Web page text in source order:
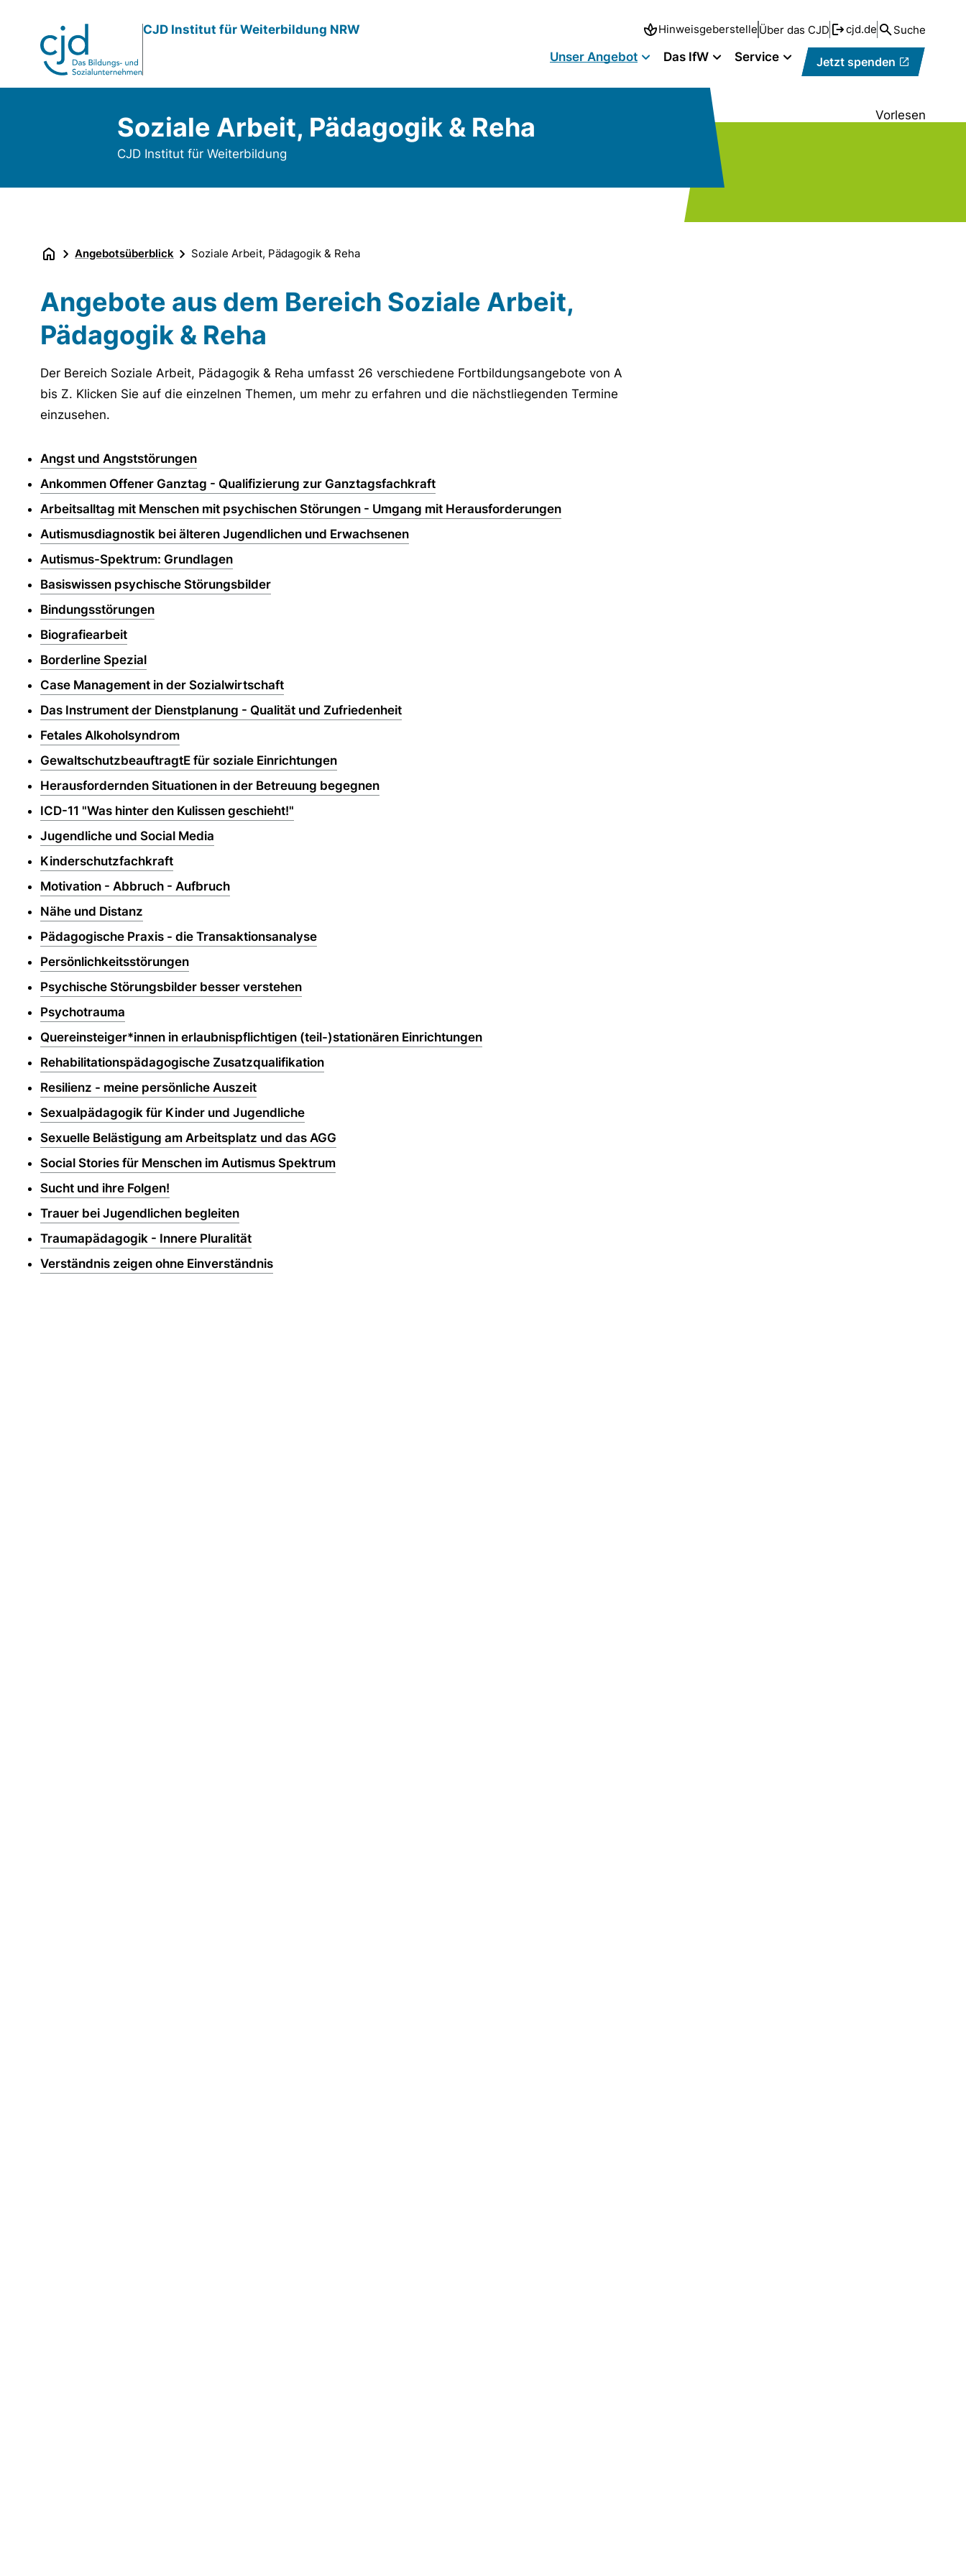
CJD Institut für Weiterbildung NRW Hinweisgeberstelle Über das CJD cjd.de Suche
Jetzt spenden
Unser Angebot Das IfW Service
Vorlesen
Soziale Arbeit, Pädagogik & Reha
CJD Institut für Weiterbildung
Angebotsüberblick Soziale Arbeit, Pädagogik & Reha
Angebote aus dem Bereich Soziale Arbeit,
Pädagogik & Reha
Der Bereich Soziale Arbeit, Pädagogik & Reha umfasst 26 verschiedene Fortbildungsangebote von A
bis Z. Klicken Sie auf die einzelnen Themen, um mehr zu erfahren und die nächstliegenden Termine
einzusehen.
Angst und Angststörungen
Ankommen Offener Ganztag - Qualifizierung zur Ganztagsfachkraft
Arbeitsalltag mit Menschen mit psychischen Störungen - Umgang mit Herausforderungen
Autismusdiagnostik bei älteren Jugendlichen und Erwachsenen
Autismus-Spektrum: Grundlagen
Basiswissen psychische Störungsbilder
Bindungsstörungen
Biografiearbeit
Borderline Spezial
Case Management in der Sozialwirtschaft
Das Instrument der Dienstplanung - Qualität und Zufriedenheit
Fetales Alkoholsyndrom
GewaltschutzbeauftragtE für soziale Einrichtungen
Herausfordernden Situationen in der Betreuung begegnen
ICD-11 "Was hinter den Kulissen geschieht!"
Jugendliche und Social Media
Kinderschutzfachkraft
Motivation - Abbruch - Aufbruch
Nähe und Distanz
Pädagogische Praxis - die Transaktionsanalyse
Persönlichkeitsstörungen
Psychische Störungsbilder besser verstehen
Psychotrauma
Quereinsteiger*innen in erlaubnispflichtigen (teil-)stationären Einrichtungen
Rehabilitationspädagogische Zusatzqualifikation
Resilienz - meine persönliche Auszeit
Sexualpädagogik für Kinder und Jugendliche
Sexuelle Belästigung am Arbeitsplatz und das AGG
Social Stories für Menschen im Autismus Spektrum
Sucht und ihre Folgen!
Trauer bei Jugendlichen begleiten
Traumapädagogik - Innere Pluralität
Verständnis zeigen ohne Einverständnis